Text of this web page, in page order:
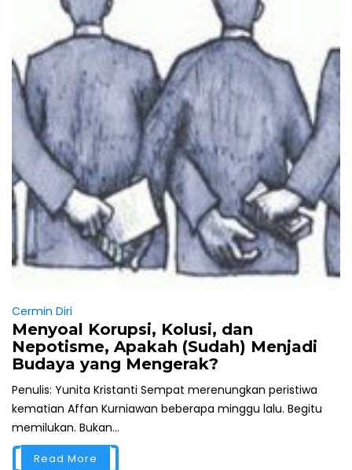
Cermin Diri
Menyoal Korupsi, Kolusi, dan
Nepotisme, Apakah (Sudah) Menjadi
Budaya yang Mengerak?
Penulis: Yunita Kristanti Sempat merenungkan peristiwa
kematian Affan Kurniawan beberapa minggu lalu. Begitu
memilukan. Bukan...
Read More